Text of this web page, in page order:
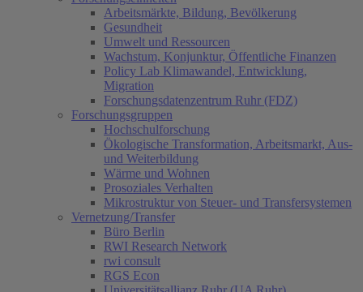
Arbeitsmärkte, Bildung, Bevölkerung
Gesundheit
Umwelt und Ressourcen
Wachstum, Konjunktur, Öffentliche Finanzen
Policy Lab Klimawandel, Entwicklung,
Migration
Forschungsdatenzentrum Ruhr (FDZ)
Forschungsgruppen
Hochschulforschung
Ökologische Transformation, Arbeitsmarkt, Aus-
und Weiterbildung
Wärme und Wohnen
Prosoziales Verhalten
Mikrostruktur von Steuer- und Transfersystemen
Vernetzung/Transfer
Büro Berlin
RWI Research Network
rwi consult
RGS Econ